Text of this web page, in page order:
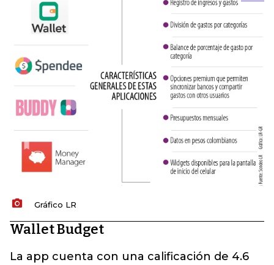
Gráfico LR
Wallet Budget
La app cuenta con una calificación de 4.6